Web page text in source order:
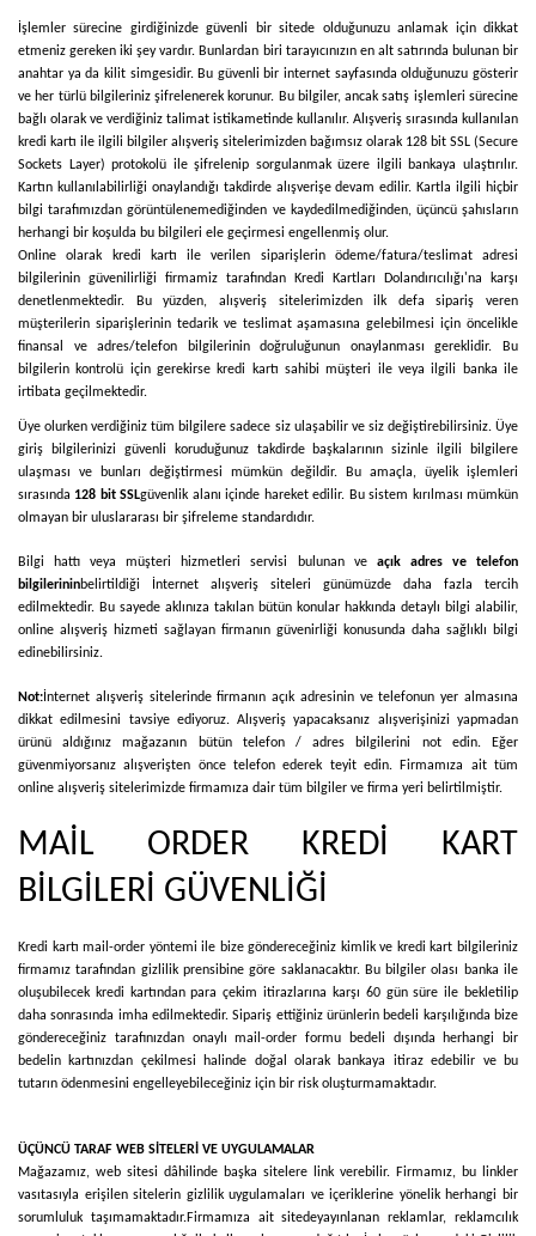
İşlemler sürecine girdiğinizde güvenli bir sitede olduğunuzu anlamak için dikkat
etmeniz gereken iki şey vardır. Bunlardan biri tarayıcınızın en alt satırında bulunan bir
anahtar ya da kilit simgesidir. Bu güvenli bir internet sayfasında olduğunuzu gösterir
ve her türlü bilgileriniz şifrelenerek korunur. Bu bilgiler, ancak satış işlemleri sürecine
bağlı olarak ve verdiğiniz talimat istikametinde kullanılır. Alışveriş sırasında kullanılan
kredi kartı ile ilgili bilgiler alışveriş sitelerimizden bağımsız olarak 128 bit SSL (Secure
Sockets Layer) protokolü ile şifrelenip sorgulanmak üzere ilgili bankaya ulaştırılır.
Kartın kullanılabilirliği onaylandığı takdirde alışverişe devam edilir. Kartla ilgili hiçbir
bilgi tarafımızdan görüntülenemediğinden ve kaydedilmediğinden, üçüncü şahısların
herhangi bir koşulda bu bilgileri ele geçirmesi engellenmiş olur.
Online olarak kredi kartı ile verilen siparişlerin ödeme/fatura/teslimat adresi
bilgilerinin güvenilirliği firmamiz tarafından Kredi Kartları Dolandırıcılığı'na karşı
denetlenmektedir. Bu yüzden, alışveriş sitelerimizden ilk defa sipariş veren
müşterilerin siparişlerinin tedarik ve teslimat aşamasına gelebilmesi için öncelikle
finansal ve adres/telefon bilgilerinin doğruluğunun onaylanması gereklidir. Bu
bilgilerin kontrolü için gerekirse kredi kartı sahibi müşteri ile veya ilgili banka ile
irtibata geçilmektedir.
Üye olurken verdiğiniz tüm bilgilere sadece siz ulaşabilir ve siz değiştirebilirsiniz. Üye
giriş bilgilerinizi güvenli koruduğunuz takdirde başkalarının sizinle ilgili bilgilere
ulaşması ve bunları değiştirmesi mümkün değildir. Bu amaçla, üyelik işlemleri
sırasında 128 bit SSLgüvenlik alanı içinde hareket edilir. Bu sistem kırılması mümkün
olmayan bir uluslararası bir şifreleme standardıdır.
Bilgi hattı veya müşteri hizmetleri servisi bulunan ve açık adres ve telefon
bilgilerininbelirtildiği İnternet alışveriş siteleri günümüzde daha fazla tercih
edilmektedir. Bu sayede aklınıza takılan bütün konular hakkında detaylı bilgi alabilir,
online alışveriş hizmeti sağlayan firmanın güvenirliği konusunda daha sağlıklı bilgi
edinebilirsiniz.
Not: İnternet alışveriş sitelerinde firmanın açık adresinin ve telefonun yer almasına
dikkat edilmesini tavsiye ediyoruz. Alışveriş yapacaksanız alışverişinizi yapmadan
ürünü aldığınız mağazanın bütün telefon / adres bilgilerini not edin. Eğer
güvenmiyorsanız alışverişten önce telefon ederek teyit edin. Firmamıza ait tüm
online alışveriş sitelerimizde firmamıza dair tüm bilgiler ve firma yeri belirtilmiştir.
MAİL ORDER KREDİ KART
BİLGİLERİ GÜVENLİĞİ
Kredi kartı mail-order yöntemi ile bize göndereceğiniz kimlik ve kredi kart bilgileriniz
firmamız tarafından gizlilik prensibine göre saklanacaktır. Bu bilgiler olası banka ile
oluşubilecek kredi kartından para çekim itirazlarına karşı 60 gün süre ile bekletilip
daha sonrasında imha edilmektedir. Sipariş ettiğiniz ürünlerin bedeli karşılığında bize
göndereceğiniz tarafınızdan onaylı mail-order formu bedeli dışında herhangi bir
bedelin kartınızdan çekilmesi halinde doğal olarak bankaya itiraz edebilir ve bu
tutarın ödenmesini engelleyebileceğiniz için bir risk oluşturmamaktadır.
ÜÇÜNCÜ TARAF WEB SİTELERİ VE UYGULAMALAR
Mağazamız, web sitesi dâhilinde başka sitelere link verebilir. Firmamız, bu linkler
vasıtasıyla erişilen sitelerin gizlilik uygulamaları ve içeriklerine yönelik herhangi bir
sorumluluk taşımamaktadır.Firmamıza ait sitedeyayınlanan reklamlar, reklamcılık